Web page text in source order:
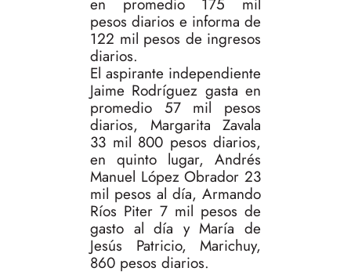
en promedio 175 mil
pesos diarios e informa de
122 mil pesos de ingresos
diarios.
El aspirante independiente
Jaime Rodríguez gasta en
promedio 57 mil pesos
diarios, Margarita Zavala
33 mil 800 pesos diarios,
en quinto lugar, Andrés
Manuel López Obrador 23
mil pesos al día, Armando
Ríos Piter 7 mil pesos de
gasto al día y María de
Jesús Patricio, Marichuy,
860 pesos diarios.